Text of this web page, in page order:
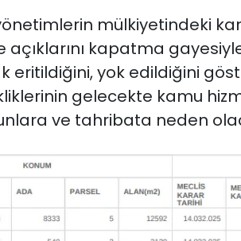
mülkiyetindeki
açıklarını kapatma
eritildiğini, yok edildiğini
gelecekte kamu
ve tahribata neden